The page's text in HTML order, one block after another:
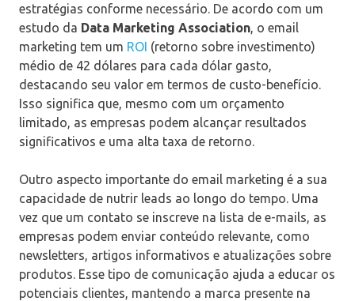
estratégias conforme necessário. De acordo com um
estudo da Data Marketing Association, o email
marketing tem um ROI (retorno sobre investimento)
médio de 42 dólares para cada dólar gasto,
destacando seu valor em termos de custo-benefício.
Isso significa que, mesmo com um orçamento
limitado, as empresas podem alcançar resultados
significativos e uma alta taxa de retorno.
Outro aspecto importante do email marketing é a sua
capacidade de nutrir leads ao longo do tempo. Uma
vez que um contato se inscreve na lista de e-mails, as
empresas podem enviar conteúdo relevante, como
newsletters, artigos informativos e atualizações sobre
produtos. Esse tipo de comunicação ajuda a educar os
potenciais clientes, mantendo a marca presente na